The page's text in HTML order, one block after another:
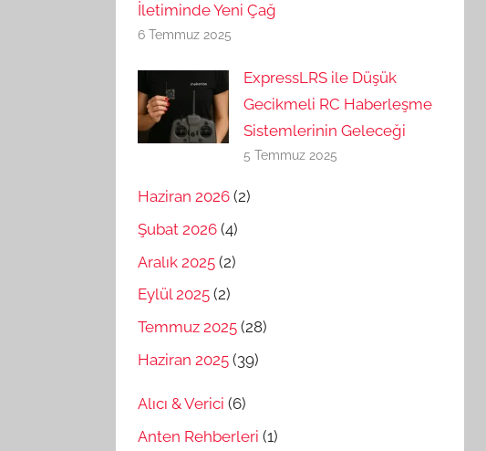
İletiminde Yeni Çağ
6 Temmuz 2025
ExpressLRS ile Düşük
Gecikmeli RC Haberleşme
Sistemlerinin Geleceği
5 Temmuz 2025
Haziran 2026 (2)
Şubat 2026 (4)
Aralık 2025 (2)
Eylül 2025 (2)
Temmuz 2025 (28)
Haziran 2025 (39)
Alıcı & Verici (6)
Anten Rehberleri (1)